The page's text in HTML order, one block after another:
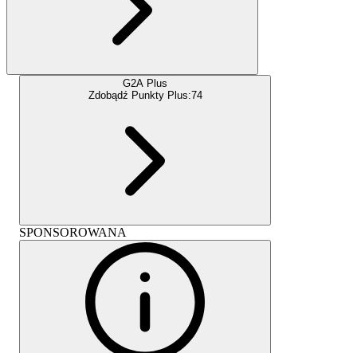
G2A Plus
Zdobądź Punkty Plus:74
SPONSOROWANA